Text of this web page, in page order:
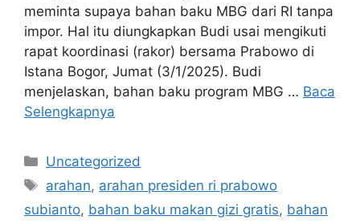
meminta supaya bahan baku MBG dari RI tanpa
impor. Hal itu diungkapkan Budi usai mengikuti
rapat koordinasi (rakor) bersama Prabowo di
Istana Bogor, Jumat (3/1/2025). Budi
menjelaskan, bahan baku program MBG … Baca
Selengkapnya
Kategori
Uncategorized
Tag
arahan, arahan presiden ri prabowo
subianto, bahan baku makan gizi gratis, bahan